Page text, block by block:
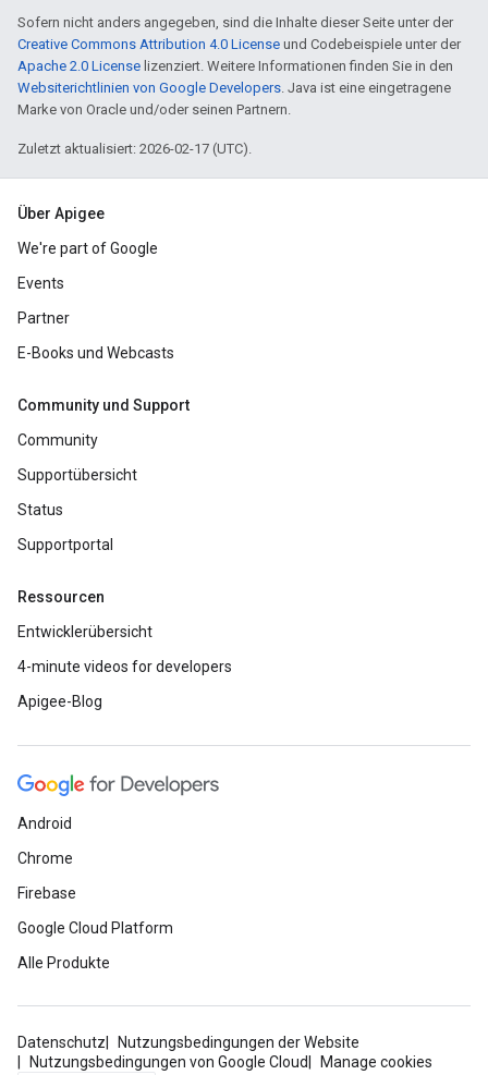
Sofern nicht anders angegeben, sind die Inhalte dieser Seite unter der
Creative Commons Attribution 4.0 License und Codebeispiele unter der
Apache 2.0 License lizenziert. Weitere Informationen finden Sie in den
Websiterichtlinien von Google Developers. Java ist eine eingetragene
Marke von Oracle und/oder seinen Partnern.
Zuletzt aktualisiert: 2026-02-17 (UTC).
Über Apigee
We're part of Google
Events
Partner
E-Books und Webcasts
Community und Support
Community
Supportübersicht
Status
Supportportal
Ressourcen
Entwicklerübersicht
4-minute videos for developers
Apigee-Blog
Android
Chrome
Firebase
Google Cloud Platform
Alle Produkte
Datenschutz
Nutzungsbedingungen der Website
Nutzungsbedingungen von Google Cloud
Manage cookies